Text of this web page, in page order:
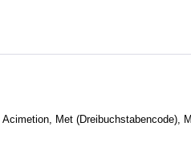
Met (Dreibuchstabencode),